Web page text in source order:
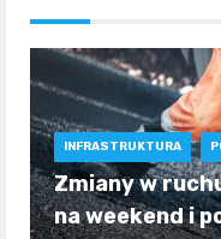
INFRASTRUKTURA
Zmiany w
na weekend i